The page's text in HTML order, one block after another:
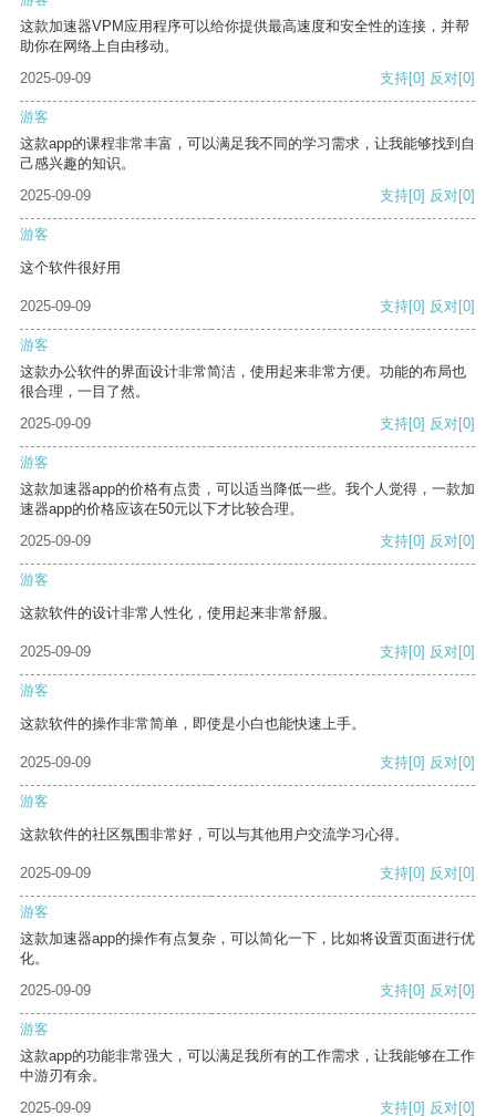
这款加速器VPM应用程序可以给你提供最高速度和安全性的连接，并帮
助你在网络上自由移动。
2025-09-09
支持[0] 反对[0]
游客
这款app的课程非常丰富，可以满足我不同的学习需求，让我能够找到自
己感兴趣的知识。
2025-09-09
支持[0] 反对[0]
游客
这个软件很好用
2025-09-09 支持[0] 反对[0]
游客
这款办公软件的界面设计非常简洁，使用起来非常方便。功能的布局也
很合理，一目了然。
2025-09-09
支持[0] 反对[0]
游客
这款加速器app的价格有点贵，可以适当降低一些。我个人觉得，一款加
速器app的价格应该在50元以下才比较合理。
2025-09-09
支持[0] 反对[0]
游客
这款软件的设计非常人性化，使用起来非常舒服。
2025-09-09 支持[0] 反对[0]
游客
这款软件的操作非常简单，即使是小白也能快速上手。
2025-09-09 支持[0] 反对[0]
游客
这款软件的社区氛围非常好，可以与其他用户交流学习心得。
2025-09-09 支持[0] 反对[0]
游客
这款加速器app的操作有点复杂，可以简化一下，比如将设置页面进行优
化。
2025-09-09
支持[0] 反对[0]
游客
这款app的功能非常强大，可以满足我所有的工作需求，让我能够在工作
中游刃有余。
2025-09-09
支持[0] 反对[0]